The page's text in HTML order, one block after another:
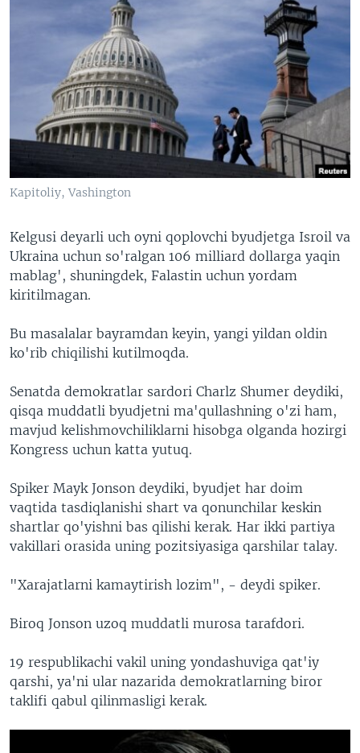
Kapitoliy, Vashington
Kelgusi deyarli uch oyni qoplovchi byudjetga Isroil va
Ukraina uchun so'ralgan 106 milliard dollarga yaqin
mablag', shuningdek, Falastin uchun yordam
kiritilmagan.
Bu masalalar bayramdan keyin, yangi yildan oldin
ko'rib chiqilishi kutilmoqda.
Senatda demokratlar sardori Charlz Shumer deydiki,
qisqa muddatli byudjetni ma'qullashning o'zi ham,
mavjud kelishmovchiliklarni hisobga olganda hozirgi
Kongress uchun katta yutuq.
Spiker Mayk Jonson deydiki, byudjet har doim
vaqtida tasdiqlanishi shart va qonunchilar keskin
shartlar qo'yishni bas qilishi kerak. Har ikki partiya
vakillari orasida uning pozitsiyasiga qarshilar talay.
"Xarajatlarni kamaytirish lozim", - deydi spiker.
Biroq Jonson uzoq muddatli murosa tarafdori.
19 respublikachi vakil uning yondashuviga qat'iy
qarshi, ya'ni ular nazarida demokratlarning biror
taklifi qabul qilinmasligi kerak.